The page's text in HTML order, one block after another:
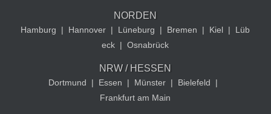
NORDEN
Hamburg | Hannover | Lüneburg | Bremen | Kiel |
Lüb
eck | Osnabrück
NRW / HESSEN
Dortmund | Essen | Münster | Bielefeld
|
Frankfurt am Main